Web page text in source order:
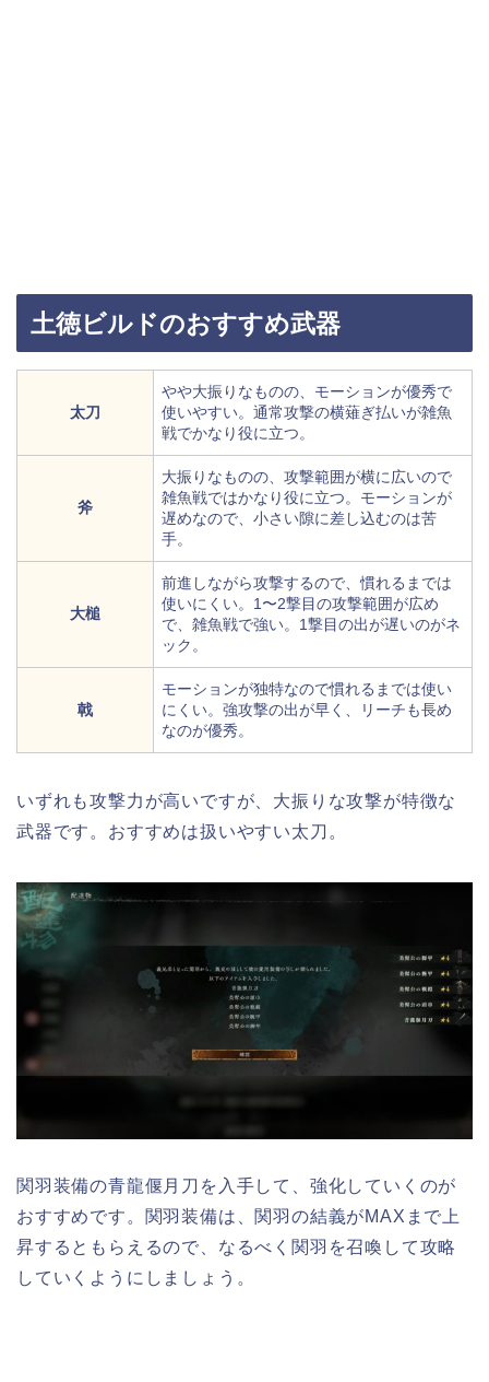
土徳ビルドのおすすめ武器
太刀
やや大振りなものの、モーションが優秀で
使いやすい。通常攻撃の横薙ぎ払いが雑魚
戦でかなり役に立つ。
斧
大振りなものの、攻撃範囲が横に広いので
雑魚戦ではかなり役に立つ。モーションが
遅めなので、小さい隙に差し込むのは苦
手。
大槌
前進しながら攻撃するので、慣れるまでは
使いにくい。1〜2撃目の攻撃範囲が広め
で、雑魚戦で強い。1撃目の出が遅いのがネ
ック。
戟
モーションが独特なので慣れるまでは使い
にくい。強攻撃の出が早く、リーチも長め
なのが優秀。
いずれも攻撃力が高いですが、大振りな攻撃が特徴な
武器です。おすすめは扱いやすい太刀。
関羽装備の青龍偃月刀を入手して、強化していくのが
おすすめです。関羽装備は、関羽の結義がMAXまで上
昇するともらえるので、なるべく関羽を召喚して攻略
していくようにしましょう。